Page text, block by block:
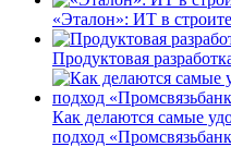
«Эталон»: ИТ в
Продуктовая
Как делаются самые
подход